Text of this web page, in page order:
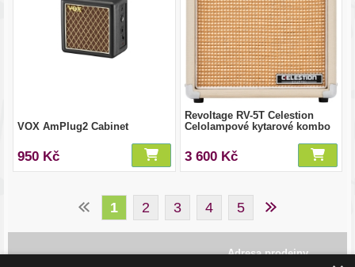
VOX AmPlug2 Cabinet
950 Kč
Revoltage RV-5T Celestion
Celolampové kytarové kombo
3 600 Kč
1 2 3 4 5
Adresa prodejny